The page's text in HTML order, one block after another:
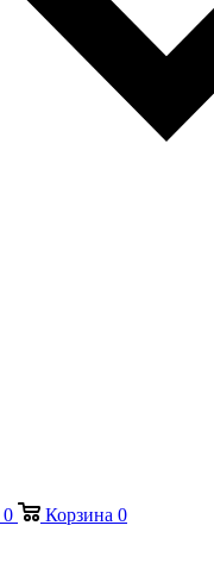
0 Корзина 0